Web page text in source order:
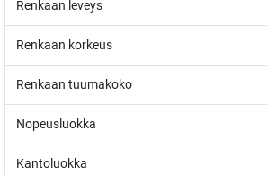
Renkaan leveys
Renkaan korkeus
Renkaan tuumakoko
Nopeusluokka
Kantoluokka